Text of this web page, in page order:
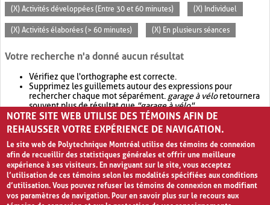
(X) Activités développées (Entre 30 et 60 minutes) (X) Individuel
(X) Activités élaborées (> 60 minutes) (X) En plusieurs séances
Votre recherche n'a donné aucun résultat
Vérifiez que l'orthographe est correcte.
Supprimez les guillemets autour des expressions pour
rechercher chaque mot séparément. garage à véloretournera
souvent plus de résultat que"garage à vélo".
Envisagez d'élargir votre recherche avec OR.garage OR vélo
retournera souvent plus de résultat quegarage à vélo
NOTRE SITE WEB UTILISE DES TÉMOINS AFIN DE
REHAUSSER VOTRE EXPÉRIENCE DE NAVIGATION.
Le site web de Polytechnique Montréal utilise des témoins de connexion
afin de recueillir des statistiques générales et offrir une meilleure
expérience à ses visiteurs. En naviguant sur le site, vous acceptez
l’utilisation de ces témoins selon les modalités spécifiées aux conditions
d’utilisation. Vous pouvez refuser les témoins de connexion en modifiant
vos paramètres de navigation. Pour en savoir plus sur le recours aux